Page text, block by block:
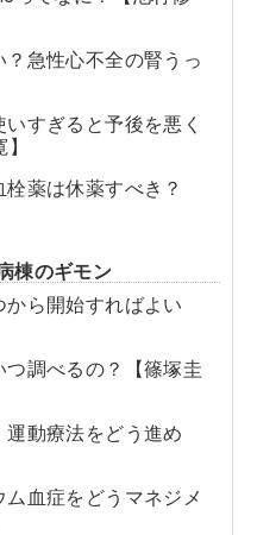
急性心不全の腎うっ
すぎると予後を悪く
薬は休薬すべき？
棟のギモン
ら開始すればよい
調べるの？【篠塚圭
動療法をどう進め
血症をどうマネジメ